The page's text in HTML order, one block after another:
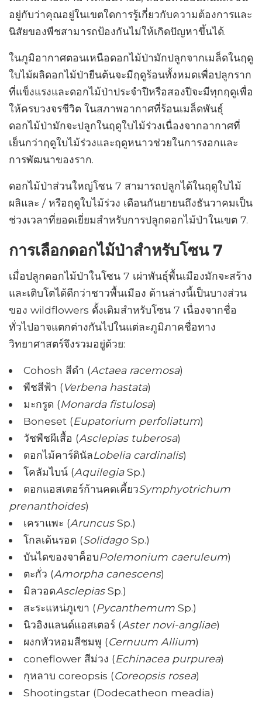
อยู่กับว่าคุณอยู่ในเขตใดการรู้เกี่ยวกับความต้องการและ
นิสัยของพืชสามารถป้องกันไม่ให้เกิดปัญหาขึ้นได้.
ในภูมิอากาศตอนเหนือดอกไม้ป่ามักปลูกจากเมล็ดในฤดู
ใบไม้ผลิดอกไม้ป่ายืนต้นจะมีฤดูร้อนทั้งหมดเพื่อปลูกราก
ที่แข็งแรงและดอกไม้ป่าประจำปีหรือสองปีจะมีทุกฤดูเพื่อ
ให้ครบวงจรชีวิต ในสภาพอากาศที่ร้อนเมล็ดพันธุ์
ดอกไม้ป่ามักจะปลูกในฤดูใบไม้ร่วงเนื่องจากอากาศที่
เย็นกว่าฤดูใบไม้ร่วงและฤดูหนาวช่วยในการงอกและ
การพัฒนาของราก.
ดอกไม้ป่าส่วนใหญ่โซน 7 สามารถปลูกได้ในฤดูใบไม้
ผลิและ / หรือฤดูใบไม้ร่วง เดือนกันยายนถึงธันวาคมเป็น
ช่วงเวลาที่ยอดเยี่ยมสำหรับการปลูกดอกไม้ป่าในเขต 7.
การเลือกดอกไม้ป่าสำหรับโซน 7
เมื่อปลูกดอกไม้ป่าในโซน 7 เผ่าพันธุ์พื้นเมืองมักจะสร้าง
และเติบโตได้ดีกว่าชาวพื้นเมือง ด้านล่างนี้เป็นบางส่วน
ของ wildflowers ดั้งเดิมสำหรับโซน 7 เนื่องจากชื่อ
ทั่วไปอาจแตกต่างกันไปในแต่ละภูมิภาคชื่อทาง
วิทยาศาสตร์จึงรวมอยู่ด้วย:
Cohosh สีดำ (Actaea racemosa)
พืชสีฟ้า (Verbena hastata)
มะกรูด (Monarda fistulosa)
Boneset (Eupatorium perfoliatum)
วัชพืชผีเสื้อ (Asclepias tuberosa)
ดอกไม้คาร์ดินัลLobelia cardinalis)
โคลัมไบน์ (AquilegiaSp.)
ดอกแอสเตอร์ก้านคดเคี้ยวSymphyotrichum
prenanthoides)
เคราแพะ (AruncusSp.)
โกลเด้นรอด (SolidagoSp.)
บันไดของจาค็อบPolemonium caeruleum)
ตะกั่ว (Amorpha canescens)
มิลวอดAsclepiasSp.)
สะระแหน่ภูเขา (PycanthemumSp.)
นิวอิงแลนด์แอสเตอร์ (Aster novi-angliae)
ผงกหัวหอมสีชมพู (Cernuum Allium)
coneflower สีม่วง (Echinacea purpurea)
กุหลาบ coreopsis (Coreopsis rosea)
Shootingstar (Dodecatheon meadia)